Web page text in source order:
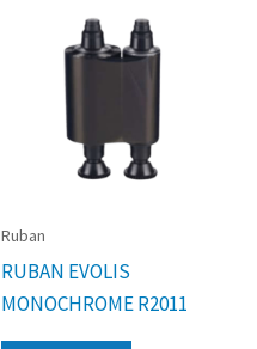
Ruban
RUBAN EVOLIS
MONOCHROME R2011